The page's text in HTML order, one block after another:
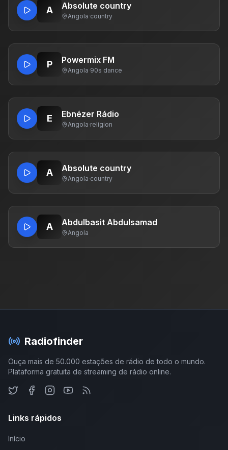
A Absolute country
Angola·country
P Powermix FM
Angola·90s dance
E Ebnézer Rádio
Angola·religion
A Absolute country
Angola·country
A Abdulbasit Abdulsamad
Angola
Radiofinder
Ouça mais de 50.000 estações de rádio de todo o mundo.
Plataforma gratuita de streaming de rádio online.
Links rápidos
Início